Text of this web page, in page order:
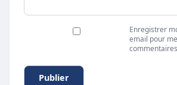
Enregistrer
email pour